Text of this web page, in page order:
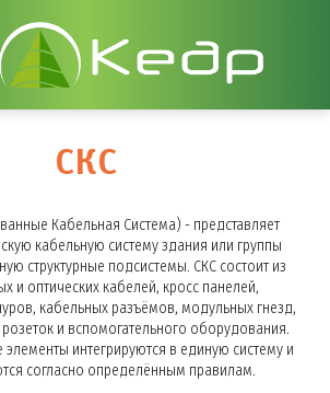
СКС
Кабельная Система) - представляет
кабельную систему здания или группы
структурные подсистемы. СКС состоит из
и оптических кабелей, кросс панелей,
кабельных разъёмов, модульных гнезд,
и вспомогательного оборудования.
интегрируются в единую систему и
согласно определённым правилам.